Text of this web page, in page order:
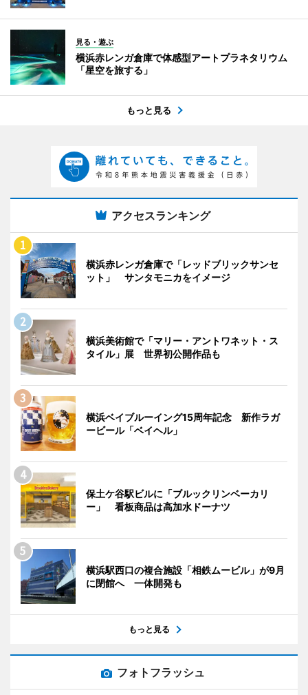
見る・遊ぶ
横浜赤レンガ倉庫で体感型アートプラネタリウム
「星空を旅する」
もっと見る
アクセスランキング
横浜赤レンガ倉庫で「レッドブリックサンセ
ット」 サンタモニカをイメージ
横浜美術館で「マリー・アントワネット・ス
タイル」展 世界初公開作品も
横浜ベイブルーイング15周年記念 新作ラガ
ービール「ベイヘル」
保土ケ谷駅ビルに「ブルックリンベーカリ
ー」 看板商品は高加水ドーナツ
横浜駅西口の複合施設「相鉄ムービル」が9月
に閉館へ 一体開発も
もっと見る
フォトフラッシュ